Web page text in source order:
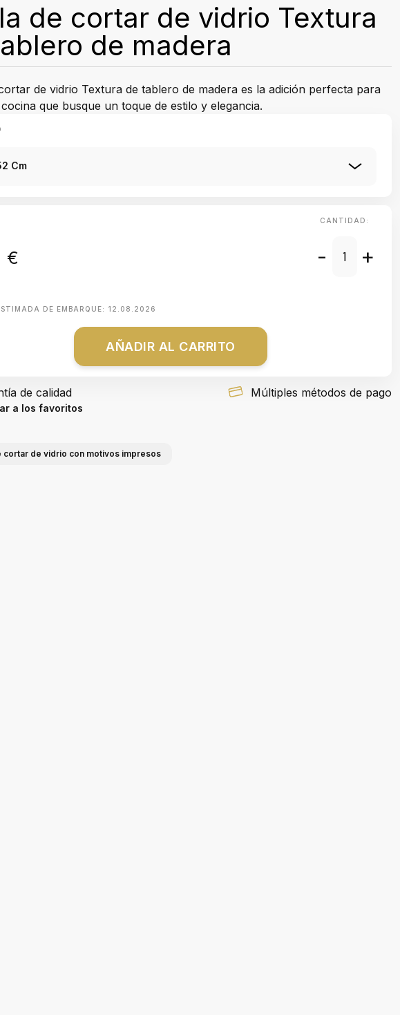
de cortar de vidrio Textura
de madera
de vidrio Textura de tablero de madera es la adición perfecta para
que busque un toque de estilo y elegancia.
Cm
€
CANTIDAD:
- +
DE EMBARQUE: 12.08.2026
AÑADIR AL CARRITO
de calidad Múltiples métodos de pago
a los favoritos
cortar de vidrio con motivos impresos